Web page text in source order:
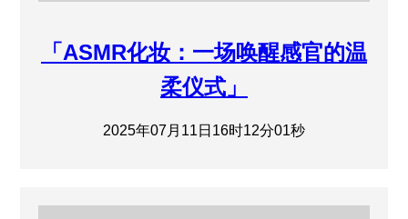
「ASMR化妆：一场唤醒感官的温
柔仪式」
2025年07月11日16时12分01秒